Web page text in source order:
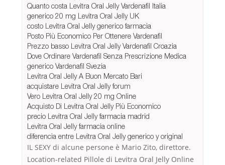
Quanto costa Levitra Oral Jelly Vardenafil Italia
generico 20 mg Levitra Oral Jelly UK
costo Levitra Oral Jelly generico farmacia
Posto Più Economico Per Ottenere Vardenafil
Prezzo basso Levitra Oral Jelly Vardenafil Croazia
Dove Ordinare Vardenafil Senza Prescrizione Medica
generico Vardenafil Svezia
Levitra Oral Jelly A Buon Mercato Bari
acquistare Levitra Oral Jelly forum
Vero Levitra Oral Jelly 20 mg Online
Acquisto Di Levitra Oral Jelly Più Economico
precio Levitra Oral Jelly farmacia madrid
Levitra Oral Jelly farmacia online
diferencia entre Levitra Oral Jelly generico y original
IL SEXY di alcune persone è Mario Zito, direttore.
Location-related Pillole di Levitra Oral Jelly Online